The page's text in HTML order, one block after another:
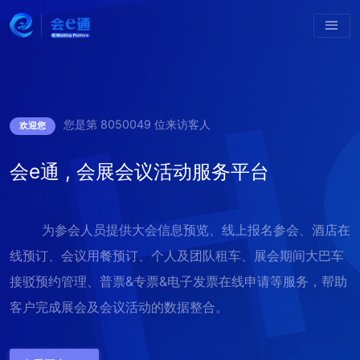
欢迎您 您是第 8050049 位来访客人
会e通 , 会展会议活动服务平台
为参会人员提供大会信息预览、线上报名参会、酒店在
线预订、会议用餐预订、个人及团队租车、展会期间大巴车
接驳预约管理、普票&专票&电子发票在线申请等服务，帮助
客户完成展会及会议活动的数据整合。